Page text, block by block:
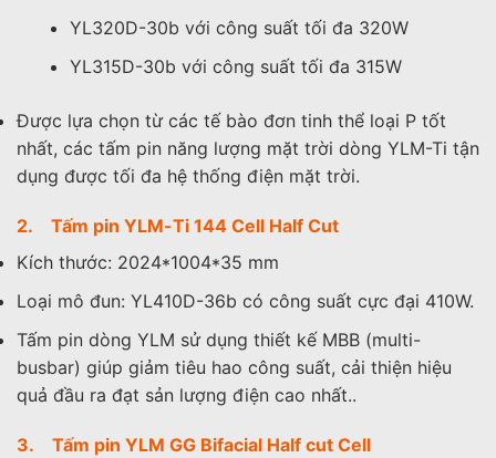
YL320D-30b với công suất tối đa 320W
YL315D-30b với công suất tối đa 315W
Được lựa chọn từ các tế bào đơn tinh thể loại P tốt
nhất, các tấm pin năng lượng mặt trời dòng YLM-Ti tận
dụng được tối đa hệ thống điện mặt trời.
2. Tấm pin YLM-Ti 144 Cell Half Cut
Kích thước: 2024*1004*35 mm
Loại mô đun: YL410D-36b có công suất cực đại 410W.
Tấm pin dòng YLM sử dụng thiết kế MBB (multi-
busbar) giúp giảm tiêu hao công suất, cải thiện hiệu
quả đầu ra đạt sản lượng điện cao nhất..
3. Tấm pin YLM GG Bifacial Half cut Cell